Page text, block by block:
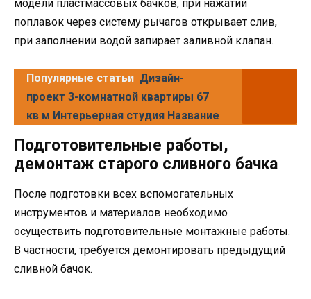
модели пластмассовых бачков, при нажатии
поплавок через систему рычагов открывает слив,
при заполнении водой запирает заливной клапан.
Популярные статьи Дизайн-
проект 3-комнатной квартиры 67
кв м Интерьерная студия Название
Подготовительные работы,
демонтаж старого сливного бачка
После подготовки всех вспомогательных
инструментов и материалов необходимо
осуществить подготовительные монтажные работы.
В частности, требуется демонтировать предыдущий
сливной бачок.